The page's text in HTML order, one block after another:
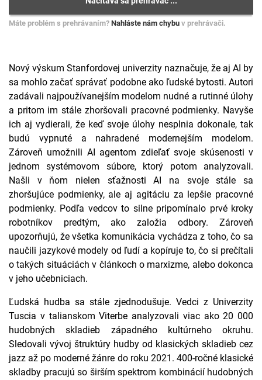
Máte problém s prehrávaním? Nahláste nám chybu v prehrávači.
Nový výskum Stanfordovej univerzity naznačuje, že aj AI by
sa mohlo začať správať podobne ako ľudské bytosti. Autori
zadávali najpoužívanejším modelom nudné a rutinné úlohy
a pritom im stále zhoršovali pracovné podmienky. Navyše
ich aj vydierali, že keď svoje úlohy nesplnia dokonale, tak
budú vypnuté a nahradené modernejším modelom.
Zároveň umožnili AI agentom zdieľať svoje skúsenosti v
jednom systémovom súbore, ktorý potom analyzovali.
Našli v ňom nielen sťažnosti AI na svoje stále sa
zhoršujúce podmienky, ale aj agitáciu za lepšie pracovné
podmienky. Podľa vedcov to silne pripomínalo prvé kroky
robotníkov predtým, ako založia odbory. Zároveň
upozorňujú, že všetka komunikácia vychádza z toho, čo sa
naučili jazykové modely od ľudí a kopíruje to, čo si prečítali
o takých situáciách v článkoch o marxizme, alebo dokonca
v jeho učebniciach.
Ľudská hudba sa stále zjednodušuje. Vedci z Univerzity
Tuscia v talianskom Viterbe analyzovali viac ako 20 000
hudobných skladieb západného kultúrneho okruhu.
Sledovali vývoj štruktúry hudby od klasických skladieb cez
jazz až po moderné žánre do roku 2021. 400-ročné klasické
skladby pracujú so širším spektrom kombinácií hudobných